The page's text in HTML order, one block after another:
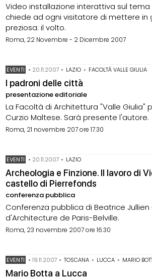
Video installazione interattiva sul
chiede ad ogni visitatore di mettere in
preziosa: il volto.
Roma, 22 Novembre - 2 Dicembre 2007
EVENTI • 20.11.2007 • LAZIO • FACOLTÀ VALLE GIULIA
I padroni delle città
presentazione editoriale
La Facoltà di Architettura "Valle Giulia"
Curzio Maltese. Sarà presente l'autore.
Roma, 21 novembre 207 ore 17.30
EVENTI • 20.11.2007 • LAZIO
Archeologia e Finzione. Il lavoro di
castello di Pierrefonds
conferenza pubblica
Conferenza pubblica di Beatrice
d'Architecture de Paris-Belville.
Roma, 23 novembre 2007 ore 16.30
EVENTI •19.11.2007 • TOSCANA • LUCCA • MARIO
Mario Botta a Lucca